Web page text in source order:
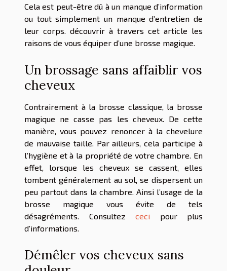
Cela est peut-être dû à un manque d’information
ou tout simplement un manque d’entretien de
leur corps. découvrir à travers cet article les
raisons de vous équiper d’une brosse magique.
Un brossage sans affaiblir vos
cheveux
Contrairement à la brosse classique, la brosse
magique ne casse pas les cheveux. De cette
manière, vous pouvez renoncer à la chevelure
de mauvaise taille. Par ailleurs, cela participe à
l’hygiène et à la propriété de votre chambre. En
effet, lorsque les cheveux se cassent, elles
tombent généralement au sol, se dispersent un
peu partout dans la chambre. Ainsi l’usage de la
brosse magique vous évite de tels
désagréments. Consultez ceci pour plus
d’informations.
Démêler vos cheveux sans